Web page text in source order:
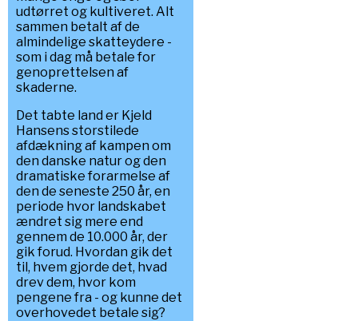
udtørret og kultiveret. Alt
sammen betalt af de
almindelige skatteydere -
som i dag må betale for
genoprettelsen af
skaderne.
Det tabte land er Kjeld
Hansens storstilede
afdækning af kampen om
den danske natur og den
dramatiske forarmelse af
den de seneste 250 år, en
periode hvor landskabet
ændret sig mere end
gennem de 10.000 år, der
gik forud. Hvordan gik det
til, hvem gjorde det, hvad
drev dem, hvor kom
pengene fra - og kunne det
overhovedet betale sig?